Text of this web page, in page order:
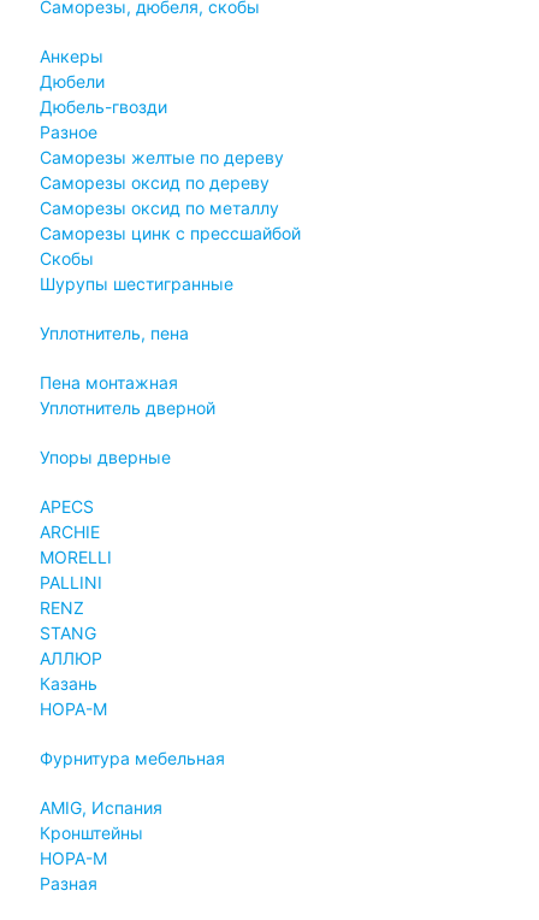
Саморезы, дюбеля, скобы
Анкеры
Дюбели
Дюбель-гвозди
Разное
Саморезы желтые по дереву
Саморезы оксид по дереву
Саморезы оксид по металлу
Саморезы цинк с прессшайбой
Скобы
Шурупы шестигранные
Уплотнитель, пена
Пена монтажная
Уплотнитель дверной
Упоры дверные
APECS
ARCHIE
MORELLI
PALLINI
RENZ
STANG
АЛЛЮР
Казань
НОРА-М
Фурнитура мебельная
AMIG, Испания
Кронштейны
НОРА-М
Разная